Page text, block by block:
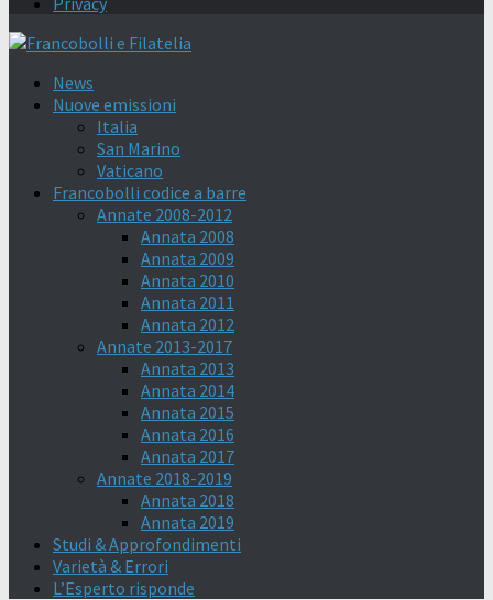
News
Nuove emissioni
Italia
San Marino
Vaticano
Francobolli codice a barre
Annate 2008-2012
Annata 2008
Annata 2009
Annata 2010
Annata 2011
Annata 2012
Annate 2013-2017
Annata 2013
Annata 2014
Annata 2015
Annata 2016
Annata 2017
Annate 2018-2019
Annata 2018
Annata 2019
Studi & Approfondimenti
Varietà & Errori
L’Esperto risponde